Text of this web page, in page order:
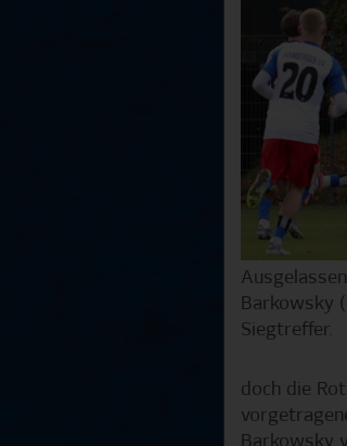
Barkowsky
Siegtreffer.
doch die
Barkowsky